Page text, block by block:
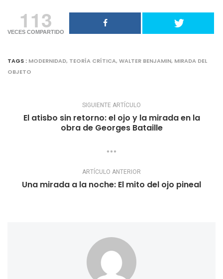
113
VECES COMPARTIDO
TAGS : MODERNIDAD, TEORÍA CRÍTICA, WALTER BENJAMIN, MIRADA DEL
OBJETO
SIGUIENTE ARTÍCULO
El atisbo sin retorno: el ojo y la mirada en la
obra de Georges Bataille
ARTÍCULO ANTERIOR
Una mirada a la noche: El mito del ojo pineal